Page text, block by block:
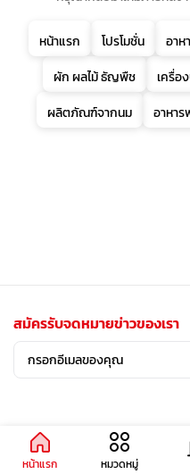
หน้าแรก โปรโมชั่น อาห
ผัก ผลไม้ ธัญพืช
เครื่อ
ผลิตภัณฑ์จากนม
อาหา
สมัครรับจดหมายข่าวของเรา
หน้าแรก หมวดหมู่